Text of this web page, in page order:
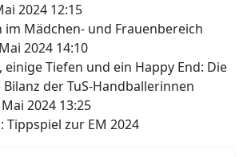
2024 12:15
im Mädchen- und Frauenbereich
2024 14:10
einige Tiefen und ein Happy End: Die
der TuS-Handballerinnen
2024 13:25
Tippspiel zur EM 2024